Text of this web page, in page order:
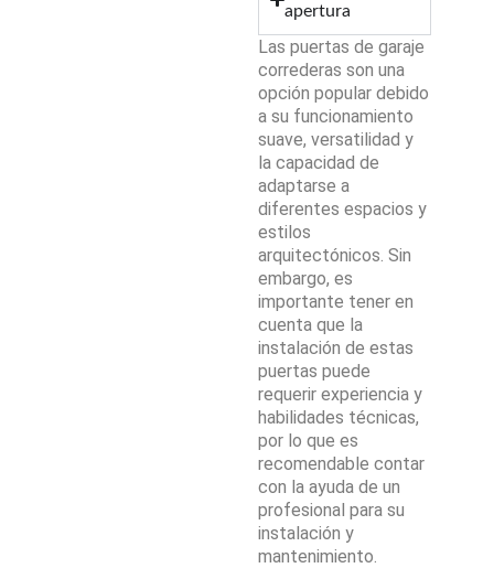
apertura
Las puertas de garaje
correderas son una
opción popular debido
a su funcionamiento
suave, versatilidad y
la capacidad de
adaptarse a
diferentes espacios y
estilos
arquitectónicos. Sin
embargo, es
importante tener en
cuenta que la
instalación de estas
puertas puede
requerir experiencia y
habilidades técnicas,
por lo que es
recomendable contar
con la ayuda de un
profesional para su
instalación y
mantenimiento.